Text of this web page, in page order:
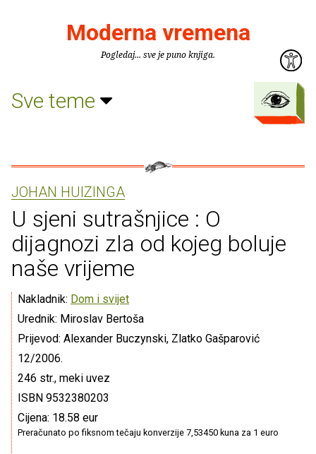
Moderna vremena
Pogledaj... sve je puno knjiga.
Sve teme
JOHAN HUIZINGA
U sjeni sutrašnjice : O
dijagnozi zla od kojeg boluje
naše vrijeme
Nakladnik: Dom i svijet
Urednik: Miroslav Bertoša
Prijevod: Alexander Buczynski, Zlatko Gašparović
12/2006.
246 str., meki uvez
ISBN 9532380203
Cijena: 18.58 eur
Preračunato po fiksnom tečaju konverzije 7,53450 kuna za 1 euro